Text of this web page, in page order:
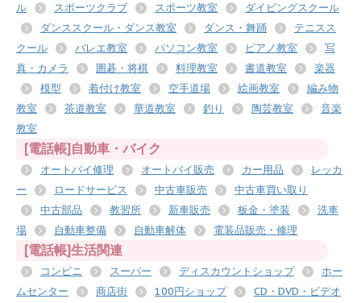
ル
スポーツクラブ スポーツ教室
ダイビングスクール
ダンススクール・ダンス教室
ダンス・舞踊
テニスス
クール
バレエ教室 パソコン教室 ピアノ教室
写
真・カメラ
囲碁・将棋 料理教室 書道教室
楽器
模型
着付け教室 空手道場 絵画教室
編み物
教室
茶道教室 華道教室 釣り 陶芸教室
音楽
教室
[電話帳]自動車・バイク
オートバイ修理 オートバイ販売 カー用品
レッカ
ー
ロードサービス 中古車販売
中古車買い取り
中古部品
教習所 新車販売 板金・塗装
洗車
場
自動車整備 自動車解体 電装品販売・修理
[電話帳]生活関連
コンビニ スーパー ディスカウントショップ
ホー
ムセンター
商店街 100円ショップ
CD・DVD・ビデオ